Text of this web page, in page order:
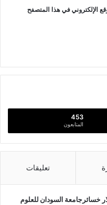
الإلكتروني في هذا المتصفح
453
المتابعون
تعليقات
خسائرجامعة السودان للعلوم